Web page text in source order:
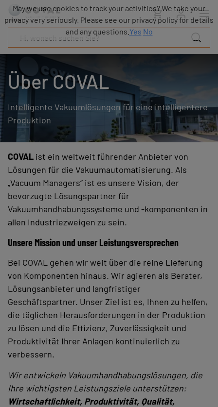
Über COVAL
Intelligente Vakuumlösungen für eine intelligentere
Produktion
COVAL ist ein weltweit führender Anbieter von
Lösungen für die Vakuumautomatisierung. Als
„Vacuum Managers“ ist es unsere Vision, der
bevorzugte Lösungspartner für
Vakuumhandhabungssysteme und -komponenten in
allen Industriezweigen zu sein.
Unsere Mission und unser Leistungsversprechen
Bei COVAL gehen wir weit über die reine Lieferung
von Komponenten hinaus. Wir agieren als Berater,
Lösungsanbieter und langfristiger
Geschäftspartner. Unser Ziel ist es, Ihnen zu helfen,
die täglichen Herausforderungen in der Produktion
zu lösen und die Effizienz, Zuverlässigkeit und
Produktivität Ihrer Anlagen kontinuierlich zu
verbessern.
Wir entwickeln Vakuumhandhabungslösungen, die
Ihre wichtigsten Leistungsziele unterstützen:
Wirtschaftlichkeit, Produktivität, Qualität,
Produkte
Industrien
Ressourcen
Über
Blog
Partner
Vertriebskontakt
Kontakt
May we use cookies to track your activities? We take your
privacy very seriously. Please see our privacy policy for details
and any questions. Yes No